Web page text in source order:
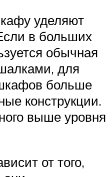
уделяют
в больших
обычная
для
больше
конструкции.
выше уровня
от того,